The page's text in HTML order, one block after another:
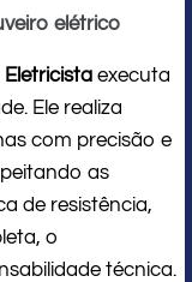
elétrico
executa
Ele realiza
com precisão e
as
de resistência,
o
técnica.